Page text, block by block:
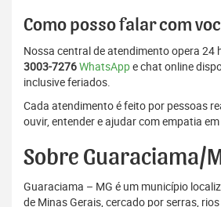
Como posso falar com
Nossa central de atendimento opera 24
3003-7276WhatsAppe chat online
inclusive feriados.
Cada atendimento é feito por pessoas
ouvir, entender e ajudar com empatia
Sobre Guaraciama/
Guaraciama – MG é um município
de Minas Gerais, cercado por serras,